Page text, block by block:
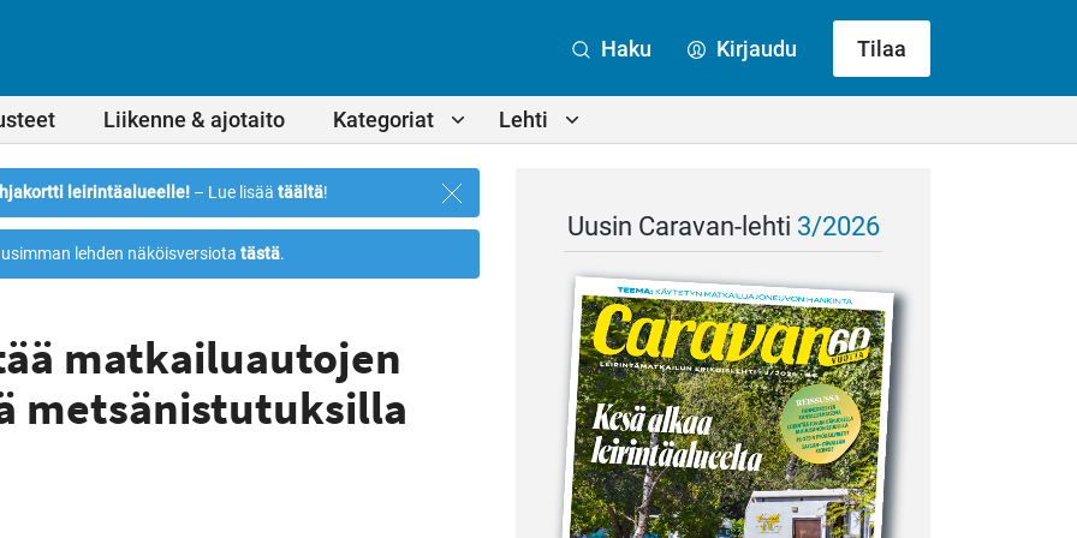
Liikenne & ajotaito Kategoriat Lehti
Haku Kirjaudu Tilaa
leirintäalueelle! – Lue lisää täältä!
Sulje
ilmoitus
lehden näköisversiota tästä.
matkailuautojen
metsänistutuksilla
Uusin Caravan-lehti 3/2026